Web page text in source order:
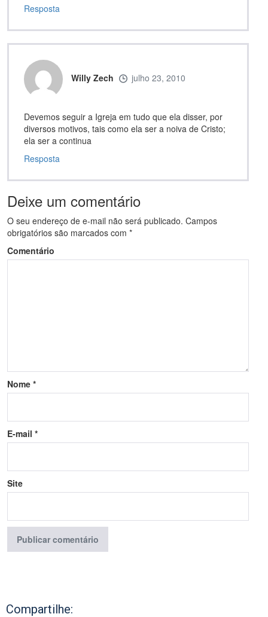
Resposta
Willy Zech julho 23, 2010
Devemos seguir a Igreja em tudo que ela disser, por
diversos motivos, tais como ela ser a noiva de Cristo;
ela ser a continua
Resposta
Deixe um comentário
O seu endereço de e-mail não será publicado. Campos
obrigatórios são marcados com *
Comentário
Nome *
E-mail *
Site
Compartilhe: